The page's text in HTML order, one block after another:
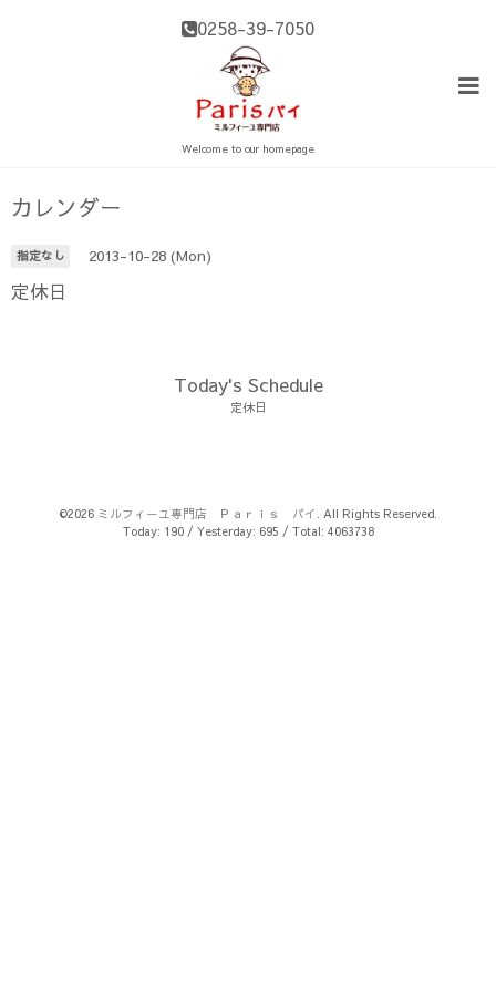
0258-39-7050
Welcome to our homepage
カレンダー
指定なし 2013-10-28 (Mon)
定休日
Today's Schedule
定休日
©2026 ミルフィーユ専門店 Ｐａｒｉｓ パイ . All Rights Reserved.
Today: 190/ Yesterday: 695 / Total: 4063738